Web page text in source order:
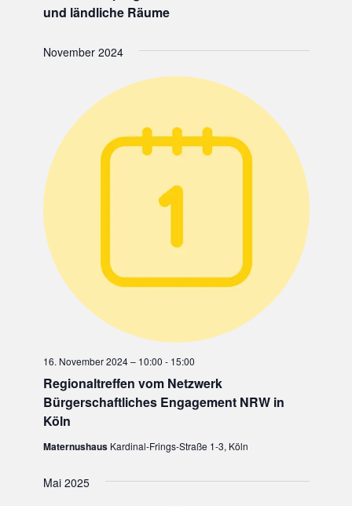
und ländliche Räume
November 2024
Regionaltreffen vom Netzwerk
Bürgerschaftliches Engagement NRW in
Köln
16. November 2024 – 10:00 - 15:00
Maternushaus Kardinal-Frings-Straße 1-3, Köln
Mai 2025